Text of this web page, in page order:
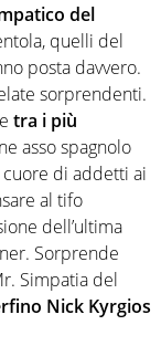
del
quelli del
posta davvero.
sorprendenti.
tra i più
asso spagnolo
di addetti ai
al tifo
dell’ultima
Sorprende
Simpatia del
Nick Kyrgios